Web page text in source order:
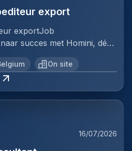
export
exportJob
succes met Homini, dé
uitmuntende opportuniteiten
Als voorloper in
we toptalent met
sectoren. Met onze
plaatsingen. Bij Homini staat
team logistiek & distributie
On site
16/07/2026